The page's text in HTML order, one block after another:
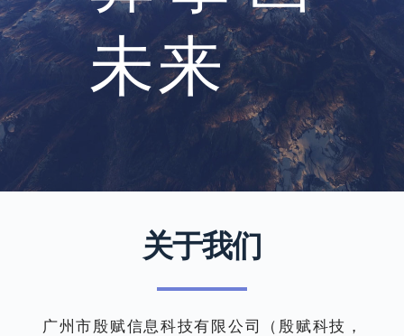
未来
关于我们
广州市殷赋信息科技有限公司（殷赋科技，